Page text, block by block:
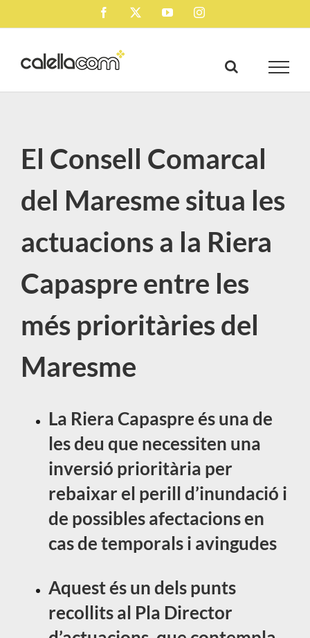
to
Facebook YouTubeInstagram
El Consell Comarcal
del Maresme situa les
actuacions a la Riera
Capaspre entre les
més prioritàries del
Maresme
La Riera Capaspre és una de
les deu que necessiten una
inversió prioritària per
rebaixar el perill d’inundació i
de possibles afectacions en
cas de temporals i avingudes
Aquest és un dels punts
recollits al Pla Director